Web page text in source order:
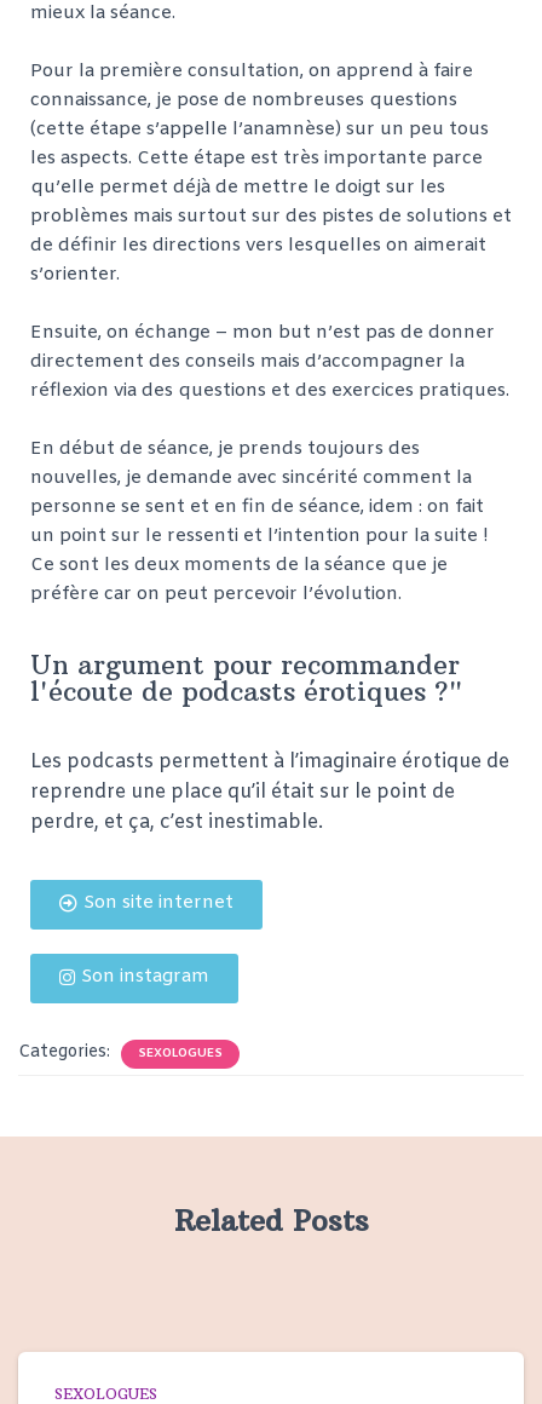
mieux la séance.
Pour la première consultation, on apprend à faire
connaissance, je pose de nombreuses questions
(cette étape s’appelle l’anamnèse) sur un peu tous
les aspects. Cette étape est très importante parce
qu’elle permet déjà de mettre le doigt sur les
problèmes mais surtout sur des pistes de solutions et
de définir les directions vers lesquelles on aimerait
s’orienter.
Ensuite, on échange – mon but n’est pas de donner
directement des conseils mais d’accompagner la
réflexion via des questions et des exercices pratiques.
En début de séance, je prends toujours des
nouvelles, je demande avec sincérité comment la
personne se sent et en fin de séance, idem : on fait
un point sur le ressenti et l’intention pour la suite !
Ce sont les deux moments de la séance que je
préfère car on peut percevoir l’évolution.
Un argument pour recommander
l'écoute de podcasts érotiques ?"
Les podcasts permettent à l’imaginaire érotique de
reprendre une place qu’il était sur le point de
perdre, et ça, c’est inestimable.
Son site internet
Son instagram
Categories: SEXOLOGUES
Related Posts
SEXOLOGUES